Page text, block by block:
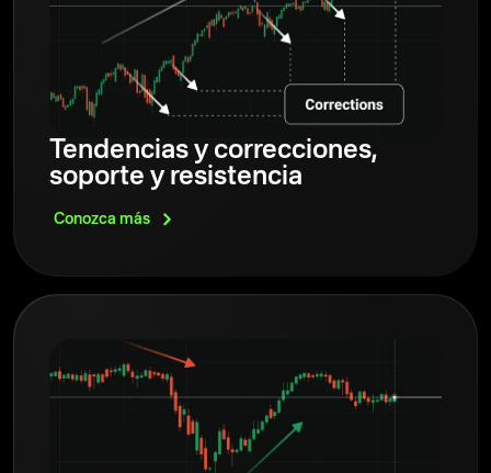
Tendencias y correcciones,
soporte y resistencia
Conozca más